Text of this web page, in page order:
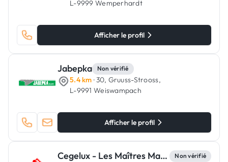
L-9999 Wemperhardt
Afficher le profil
Jabepka Non vérifié
5.4 km · 30, Gruuss-Strooss,
L-9991 Weiswampach
Afficher le profil
Cegelux - Les Maîtres Maçons Non vérifié